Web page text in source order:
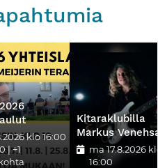
klo 16:00
| +1
Kitaraklubilla
Markus
ma 17.8.2026
16:00